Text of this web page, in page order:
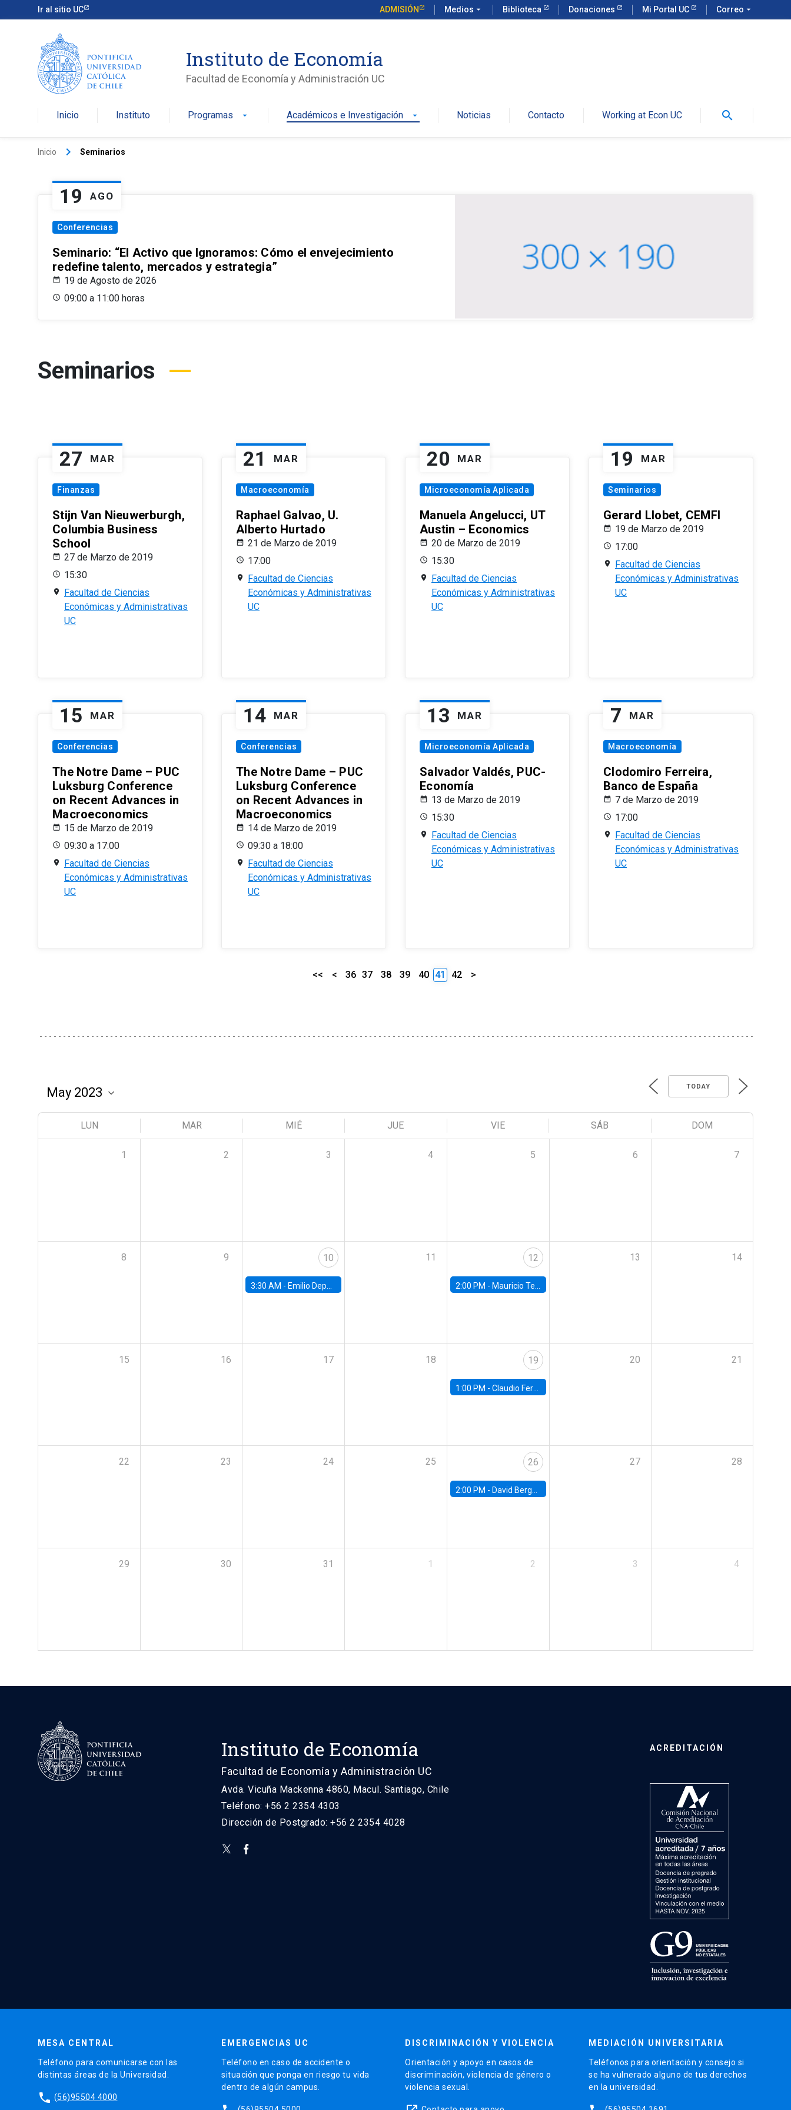
Ir al sitio UC ADMISIÓN Medios arrow_drop_down Biblioteca Donaciones Mi Portal UC Correo arrow_drop_down
Instituto de Economía
Facultad de Economía y Administración UC
Inicio Instituto Programas arrow_drop_down Académicos e Investigación arrow_drop_down Noticias Contacto Working at Econ UC search
Inicio keyboard_arrow_right Seminarios
19 AGO
Conferencias
Seminario: “El Activo que Ignoramos: Cómo el envejecimiento
redefine talento, mercados y estrategia”
19 de Agosto de 2026
09:00 a 11:00 horas
Seminarios
27 MAR
Finanzas
Stijn Van Nieuwerburgh,
Columbia Business
School
27 de Marzo de 2019
15:30
Facultad de Ciencias
Económicas y Administrativas
UC
21 MAR
Macroeconomía
Raphael Galvao, U.
Alberto Hurtado
21 de Marzo de 2019
17:00
Facultad de Ciencias
Económicas y Administrativas
UC
20 MAR
Microeconomía Aplicada
Manuela Angelucci, UT
Austin – Economics
20 de Marzo de 2019
15:30
Facultad de Ciencias
Económicas y Administrativas
UC
19 MAR
Seminarios
Gerard Llobet, CEMFI
19 de Marzo de 2019
17:00
Facultad de Ciencias
Económicas y Administrativas
UC
15 MAR
Conferencias
The Notre Dame – PUC
Luksburg Conference
on Recent Advances in
Macroeconomics
15 de Marzo de 2019
09:30 a 17:00
Facultad de Ciencias
Económicas y Administrativas
UC
14 MAR
Conferencias
The Notre Dame – PUC
Luksburg Conference
on Recent Advances in
Macroeconomics
14 de Marzo de 2019
09:30 a 18:00
Facultad de Ciencias
Económicas y Administrativas
UC
13 MAR
Microeconomía Aplicada
Salvador Valdés, PUC-
Economía
13 de Marzo de 2019
15:30
Facultad de Ciencias
Económicas y Administrativas
UC
7 MAR
Macroeconomía
Clodomiro Ferreira,
Banco de España
7 de Marzo de 2019
17:00
Facultad de Ciencias
Económicas y Administrativas
UC
<< < 36 37 38 39 40 41 42 >
TODAY
LUN MAR MIÉ JUE VIE SÁB DOM
1 2 3 4 5 6 7
8 9 10
3:30 AM - Emilio Depetris-Chauvín, Universidad Católica
11 12
2:00 PM - Mauricio Tejada, UDP
13 14
15 16 17 18 19
1:00 PM - Claudio Ferraz, British Columbia
20 21
22 23 24 25 26
2:00 PM - David Berger, Duke
27 28
29 30 31 1 2 3 4
Instituto de Economía
Facultad de Economía y Administración UC
Avda. Vicuña Mackenna 4860, Macul. Santiago, Chile
Teléfono: +56 2 2354 4303
Dirección de Postgrado: +56 2 2354 4028
ACREDITACIÓN
MESA CENTRAL
Teléfono para comunicarse con las
distintas áreas de la Universidad.
phone (56)95504 4000
EMERGENCIAS UC
Teléfono en caso de accidente o
situación que ponga en riesgo tu vida
dentro de algún campus.
DISCRIMINACIÓN Y VIOLENCIA
Orientación y apoyo en casos de
discriminación, violencia de género o
violencia sexual.
MEDIACIÓN UNIVERSITARIA
Teléfonos para orientación y consejo si
se ha vulnerado alguno de tus derechos
en la universidad.